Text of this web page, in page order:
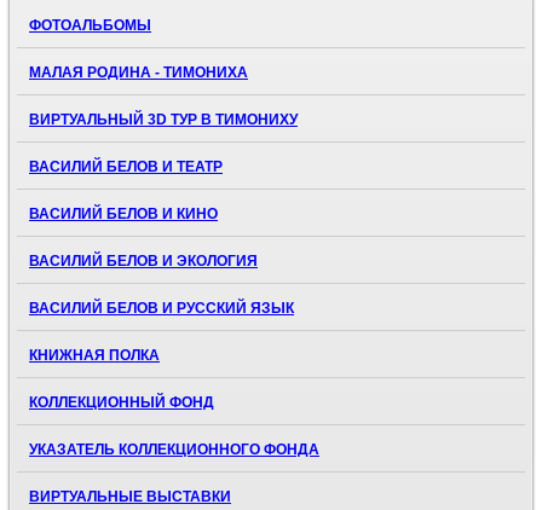
ФОТОАЛЬБОМЫ
МАЛАЯ РОДИНА - ТИМОНИХА
ВИРТУАЛЬНЫЙ 3D ТУР В ТИМОНИХУ
ВАСИЛИЙ БЕЛОВ И ТЕАТР
ВАСИЛИЙ БЕЛОВ И КИНО
ВАСИЛИЙ БЕЛОВ И ЭКОЛОГИЯ
ВАСИЛИЙ БЕЛОВ И РУССКИЙ ЯЗЫК
КНИЖНАЯ ПОЛКА
КОЛЛЕКЦИОННЫЙ ФОНД
УКАЗАТЕЛЬ КОЛЛЕКЦИОННОГО ФОНДА
ВИРТУАЛЬНЫЕ ВЫСТАВКИ